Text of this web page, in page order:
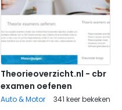
Theorieoverzicht.nl - cbr
examen oefenen
Auto & Motor 341 keer bekeken